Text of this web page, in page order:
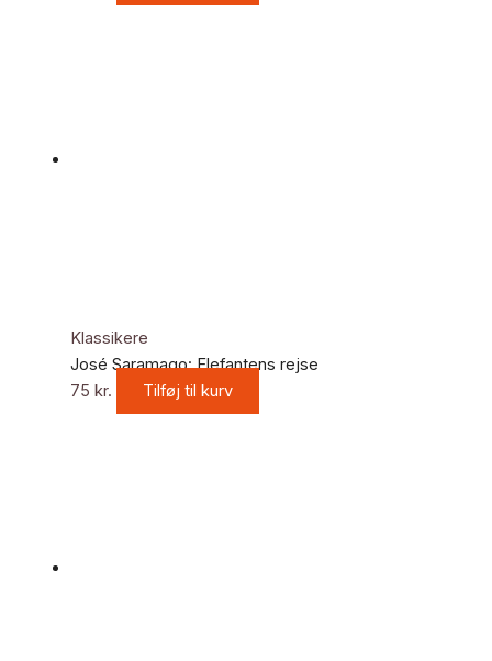
Klassikere
José Saramago: Elefantens rejse
75 kr. Tilføj til kurv